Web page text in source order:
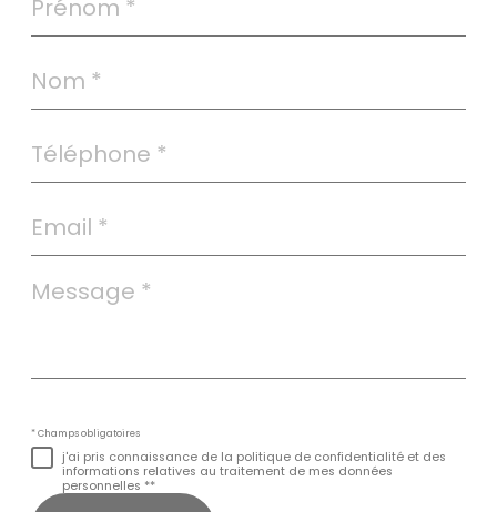
*
*
*
*
Message
*
* Champs obligatoires
j'ai pris connaissance de la politique de confidentialité et des
informations relatives au traitement de mes données
personnelles **